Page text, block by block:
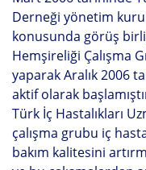
Derneği yönetim
konusunda görüş
Hemşireliği Çalışma
yaparak Aralık 2006
aktif olarak
Türk İç Hastalıkları
çalışma grubu iç
bakım kalitesini